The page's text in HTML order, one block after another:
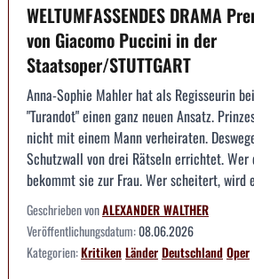
WELTUMFASSENDES DRAMA
von Giacomo Puccini in der
Staatsoper/STUTTGART
Anna-Sophie Mahler hat als Regisseurin
"Turandot" einen ganz neuen Ansatz.
nicht mit einem Mann verheiraten.
Schutzwall von drei Rätseln errichtet. Wer
bekommt sie zur Frau. Wer scheitert, wird
Geschrieben vonALEXANDER WALTHER
Veröffentlichungsdatum:08.06.2026
Kategorien:KritikenLänderDeutschlandOper